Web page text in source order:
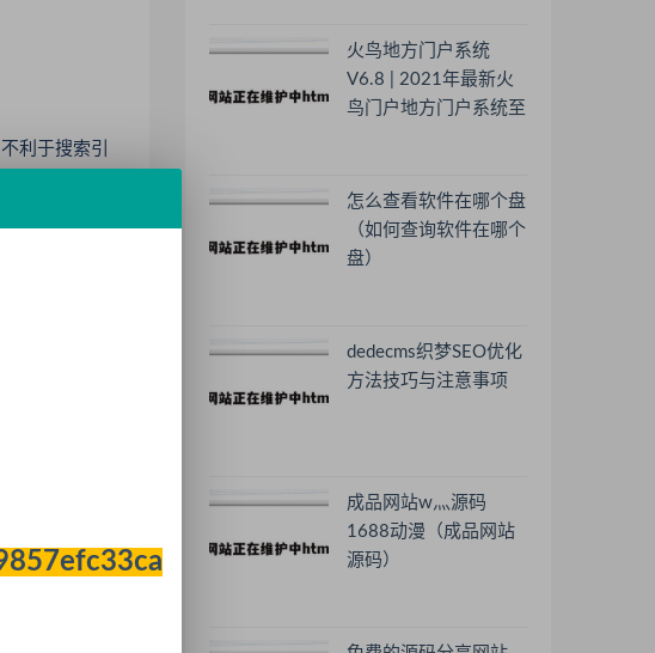
利于搜索引
个汉字，60
火鸟地方门户系统
V6.8 | 2021年最新火
鸟门户地方门户系统至
怎么查看软件在哪个盘
（如何查询软件在哪个
盘）
dedecms织梦SEO优化
方法技巧与注意事项
成品网站w灬源码
1688动漫（成品网站
源码）